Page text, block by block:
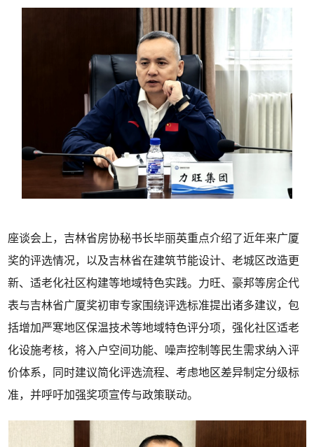
座谈会上，吉林省房协秘书长毕丽英重点介绍了近年来广厦
奖的评选情况，以及吉林省在建筑节能设计、老城区改造更
新、适老化社区构建等地域特色实践。力旺、豪邦等房企代
表与吉林省广厦奖初审专家围绕评选标准提出诸多建议，包
括增加严寒地区保温技术等地域特色评分项，强化社区适老
化设施考核，将入户空间功能、噪声控制等民生需求纳入评
价体系，同时建议简化评选流程、考虑地区差异制定分级标
准，并呼吁加强奖项宣传与政策联动。